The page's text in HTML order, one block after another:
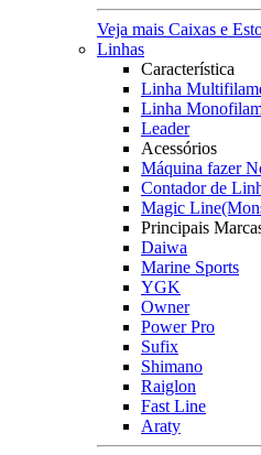
Veja mais Caixas e
Linhas
Característica
Linha
Linha
Leader
Acessórios
Máquina fazer
Contador de
Magic
Principais
Daiwa
Marine Sports
YGK
Owner
Power Pro
Sufix
Shimano
Raiglon
Fast Line
Araty